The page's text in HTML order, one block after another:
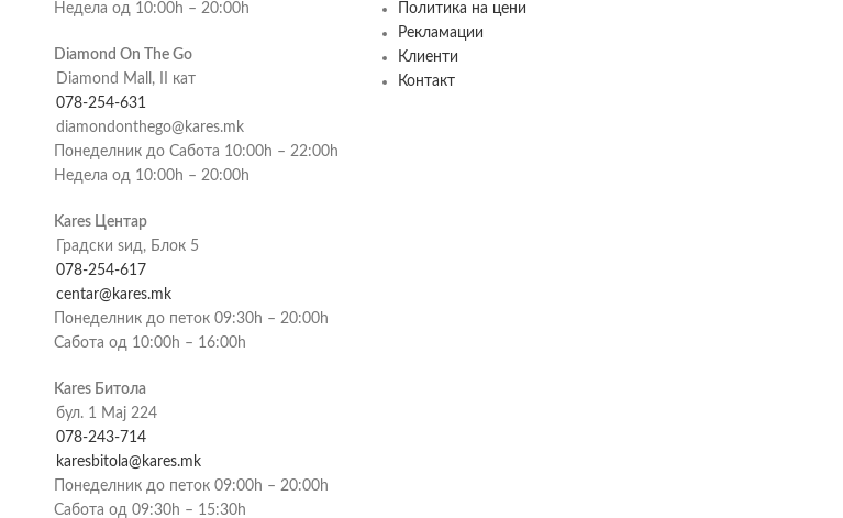
Недела од 10:00h – 20:00h
Diamond On The Go
Diamond Mall, II кат
078-254-631
diamondonthego@kares.mk
Понеделник до Сабота 10:00h – 22:00h
Недела од 10:00h – 20:00h
Kares Центар
Градски ѕид, Блок 5
078-254-617
centar@kares.mk
Понеделник до петок 09:30h – 20:00h
Сабота од 10:00h – 16:00h
Kares Битола
бул. 1 Мај 224
078-243-714
karesbitola@kares.mk
Понеделник до петок 09:00h – 20:00h
Сабота од 09:30h – 15:30h
Политика на цени
Рекламации
Клиенти
Контакт